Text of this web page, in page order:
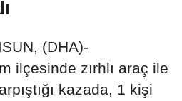
(DHA)-
ilçesinde zırhlı araç ile
kazada, 1 kişi